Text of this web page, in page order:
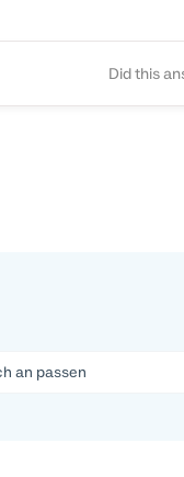
Did this
an passen